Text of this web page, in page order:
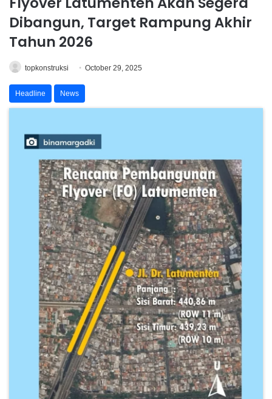
Dibangun, Target Rampung Akhir
Tahun 2026
topkonstruksi October 29, 2025
Headline News